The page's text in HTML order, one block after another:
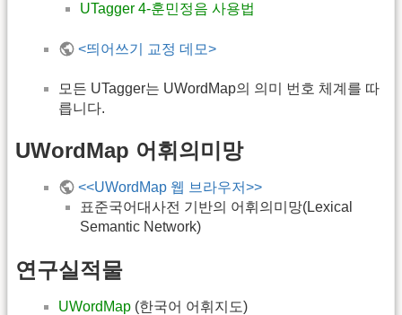
UTagger 4-훈민정음 사용법
<띄어쓰기 교정 데모>
모든 UTagger는 UWordMap의 의미 번호 체계를 따
릅니다.
UWordMap 어휘의미망
<<UWordMap 웹 브라우저>>
표준국어대사전 기반의 어휘의미망(Lexical
Semantic Network)
연구실적물
UWordMap (한국어 어휘지도)